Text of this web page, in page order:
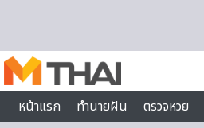
หน้าแรก
ทำนายฝัน ตรวจหวย